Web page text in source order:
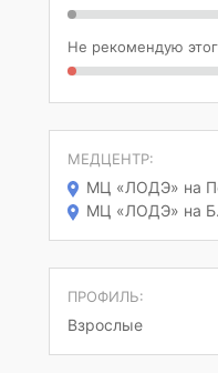
Не рекомендую
МЕДЦЕНТР:
МЦ «ЛОДЭ» на
МЦ «ЛОДЭ» на Б.
ПРОФИЛЬ:
Взрослые